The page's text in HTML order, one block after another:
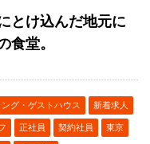
とけ込んだ地元に
食堂。
グ・ゲストハウス 新着求人
正社員 契約社員 東京